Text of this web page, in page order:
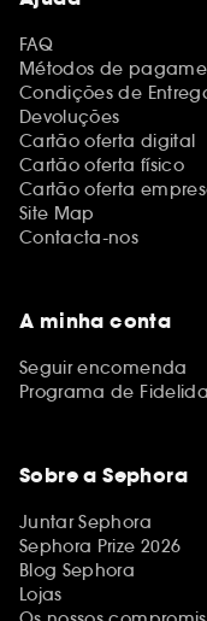
FAQ
Métodos de
Condições de
Devoluções
Cartão oferta digital
Cartão oferta físico
Cartão oferta
Site Map
Contacta-nos
A minha conta
Seguir encomenda
Programa de
Sobre a Sephora
Juntar Sephora
Sephora Prize 2026
Blog Sephora
Lojas